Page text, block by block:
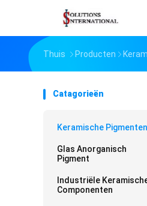
Thuis Producten
Catagorieën
Keramische Pigmenten
Glas Anorganisch
Pigment
Industriële
Componenten